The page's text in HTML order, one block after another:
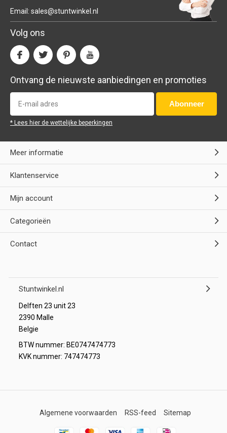
Email: sales@stuntwinkel.nl
Volg ons
Ontvang de nieuwste aanbiedingen en promoties
Abonneer
* Lees hier de wettelijke beperkingen
Meer informatie
Klantenservice
Mijn account
Categorieën
Contact
Stuntwinkel.nl
Delften 23 unit 23
2390 Malle
Belgie
BTW nummer: BE0747474773
KVK nummer: 747474773
Algemene voorwaarden RSS-feed Sitemap